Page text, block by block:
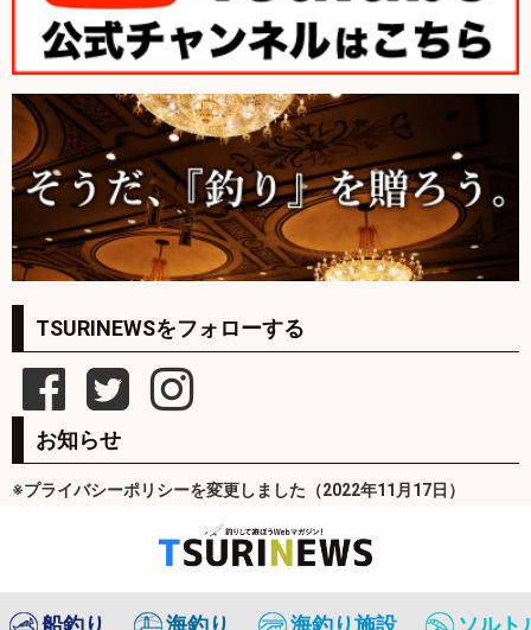
TSURINEWSをフォローする
お知らせ
※プライバシーポリシーを変更しました（2022年11月17日）
船釣り 海釣り 海釣り施設 ソルト